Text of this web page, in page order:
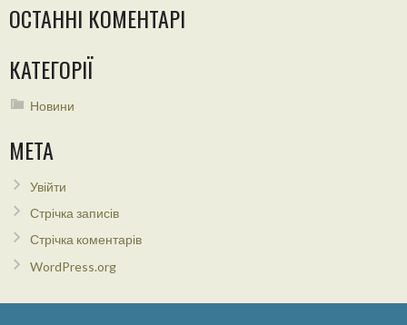
ОСТАННІ КОМЕНТАРІ
КАТЕГОРІЇ
Новини
МЕТА
Увійти
Стрічка записів
Стрічка коментарів
WordPress.org